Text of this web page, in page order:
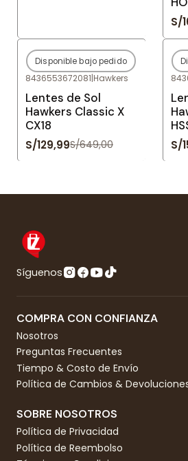
S/
-80%OFF
Agotado
Disponible bajo pedido
8436553672081|Hawkers
Lentes de Sol
Hawkers Classic X
CX18
S/129,99S/649,00 S/
Síguenos
COMPRA CON CONFIANZA
Nosotros
Preguntas Frecuentes
Tiempo & Costo de Envío
Política de Cambios &
SOBRE NOSOTROS
Política de Privacidad
Política de Reembolso